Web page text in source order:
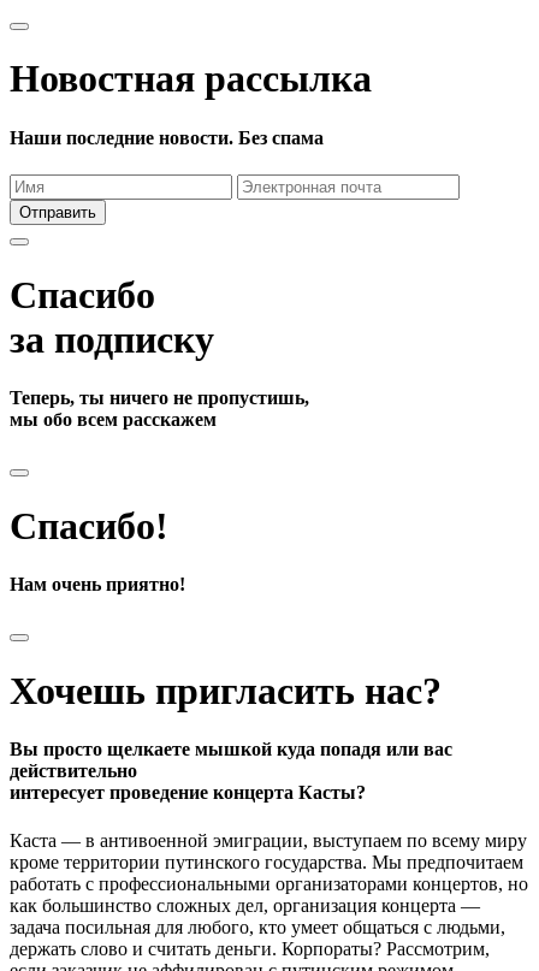
Новостная рассылка
Наши последние новости. Без спама
Отправить
Спасибо
за подписку
Теперь, ты ничего не пропустишь,
мы обо всем расскажем
Спасибо!
Нам очень приятно!
Хочешь пригласить нас?
Вы просто щелкаете мышкой куда попадя или вас
действительно
интересует проведение концерта Касты?
Каста — в антивоенной эмиграции, выступаем по всему миру
кроме территории путинского государства. Мы предпочитаем
работать с профессиональными организаторами концертов, но
как большинство сложных дел, организация концерта —
задача посильная для любого, кто умеет общаться с людьми,
держать слово и считать деньги. Корпораты? Рассмотрим,